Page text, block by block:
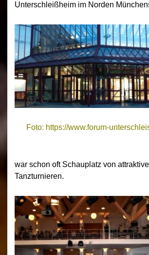
Unterschleißheim im Norden
Foto: https://www.forum-
war schon oft Schauplatz von
Tanzturnieren.